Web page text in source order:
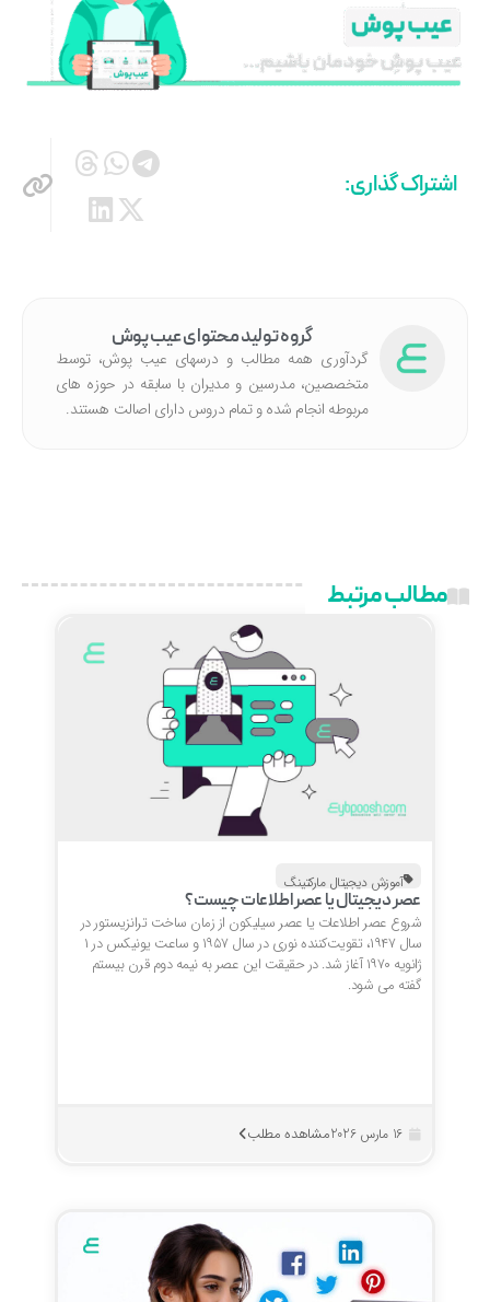
اشتراک گذاری:
گروه تولید محتوای عیب پوش
گردآوری همه مطالب و درسهای عیب پوش، توسط
متخصصین، مدرسین و مدیران با سابقه در حوزه های
مربوطه انجام شده‌ و تمام دروس دارای اصالت هستند.
مطالب مرتبط
آموزش دیجیتال مارکتینگ
عصر دیجیتال یا عصر اطلاعات چیست؟
شروع عصر اطلاعات یا عصر سیلیکون از زمان ساخت ترانزیستور در
سال ۱۹۴۷، تقویت‌کننده نوری در سال ۱۹۵۷ و ساعت یونیکس در ۱
ژانویه ۱۹۷۰ آغاز شد. در حقیقت این عصر به نیمه دوم قرن بیستم
گفته می شود.
مشاهده مطلب